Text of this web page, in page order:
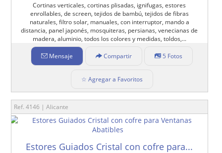
Cortinas verticales, cortinas plisadas, ignifugas, estores
enrollables, de screen, tejidos de bambú, tejidos de fibras
naturales, filtro solar, manuales, con interruptor, mando a
distancia, panel japonés, mosquiteras, persianas, venecianas de
madera, aluminio, todos los colores y medidas, toldos,...
Mensaje Compartir 5 Fotos
☆ Agregar a Favoritos
Ref. 4146 | Alicante
Estores Guiados Cristal con cofre para...